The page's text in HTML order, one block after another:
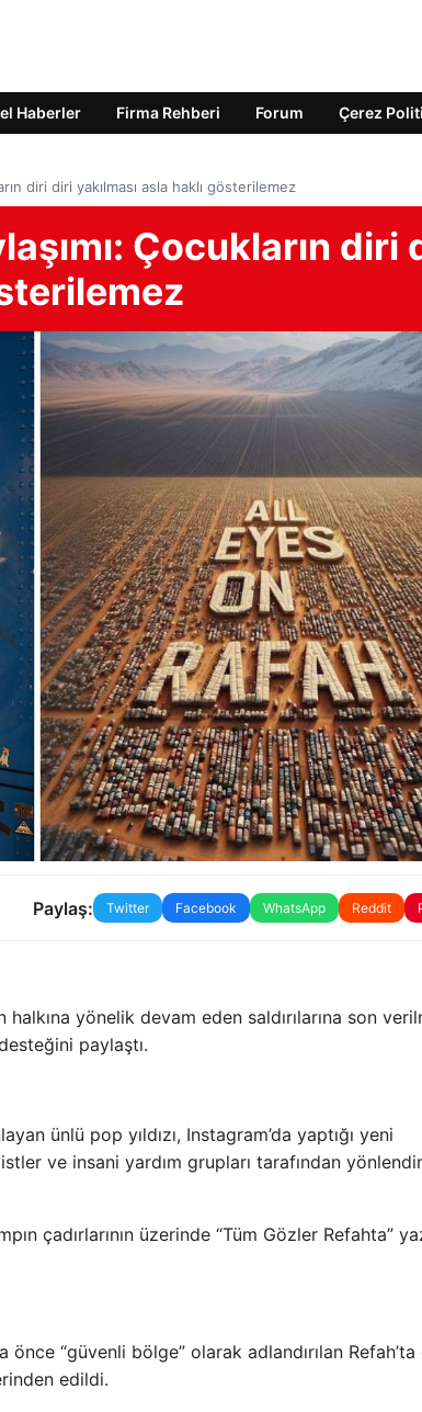
Haberler Firma Rehberi Forum Çerez
diri diri yakılması asla haklı gösterilemez
Çocukların diri
Paylaş: Twitter Facebook WhatsApp Reddit
yönelik devam eden saldırılarına son
paylaştı.
ünlü pop yıldızı, Instagram’da yaptığı yeni
ve insani yardım grupları tarafından
çadırlarının üzerinde “Tüm Gözler Refahta”
“güvenli bölge” olarak adlandırılan Refah’ta
edildi.